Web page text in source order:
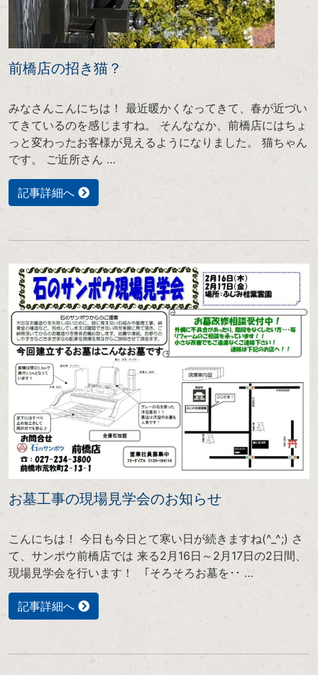
前橋店の招き猫？
みなさんこんにちは！ 最近暖かくなってきて、春が近づい
てきているのを感じますね。 そんななか、前橋店にはちょ
っと変わったお客様が見えるようになりました。 猫ちゃん
です。 ご近所さん …
記事詳細へ
お墓工事の現場見学会のお知らせ
こんにちは！ 今日も今日とて寒い日が続きますね(^_^;) さ
て、サンポウ前橋店では 来る2月16日～2月17日の2日間、
現場見学会を行います！ ｢そろそろお墓を･･ …
記事詳細へ